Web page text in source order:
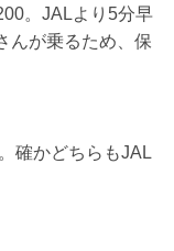
。JALより5分早
んが乗るため、保
確かどちらもJAL